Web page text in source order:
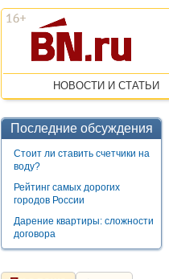
НОВОСТИ И СТАТЬИ
Последние обсуждения
Стоит ли ставить счетчики на
воду?
Рейтинг самых дорогих
городов России
Дарение квартиры: сложности
договора